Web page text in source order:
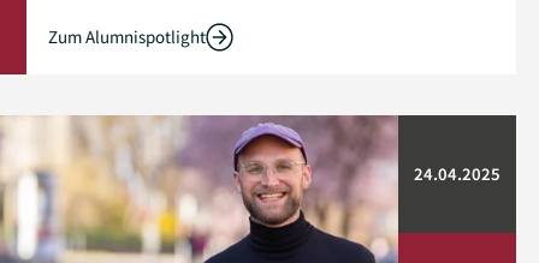
Zum Alumnispotlight
24.04.2025